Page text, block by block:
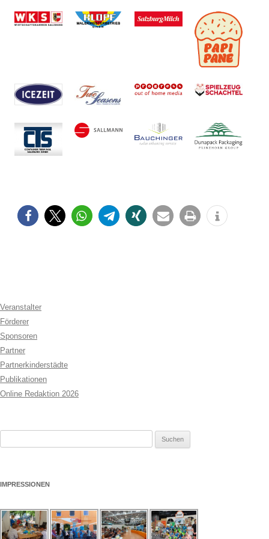
Veranstalter
Förderer
Sponsoren
Partner
Partnerkinderstädte
Publikationen
Online Redaktion 2026
IMPRESSIONEN